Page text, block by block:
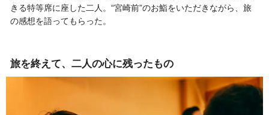
きる特等席に座した二人。“宮崎前”のお鮨をいただきながら、旅
の感想を語ってもらった。
旅を終えて、二人の心に残ったもの